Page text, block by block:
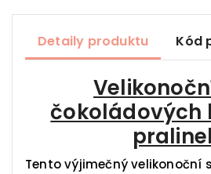
Detaily produktu Kód
čokoládových
Tento výjimečný velikonoční